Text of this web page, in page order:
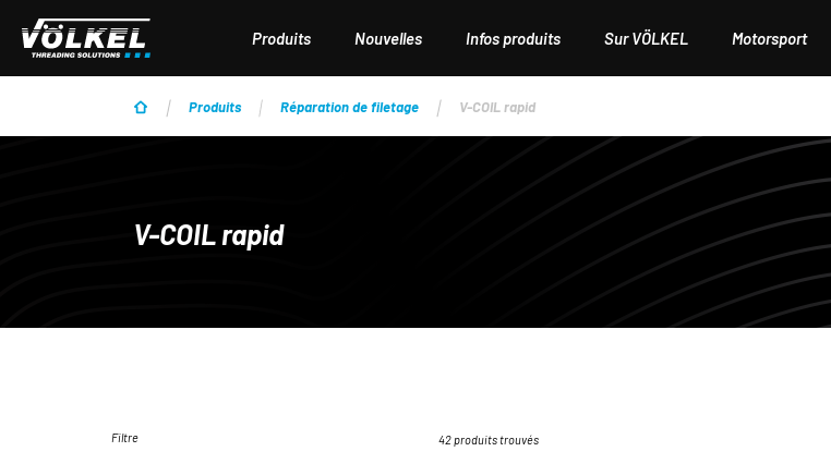
au contenu principal
Passer à la recherche
Passer à la navigation principale
Produits Nouvelles Infos produits Sur VÖLKEL Motorsport
Produits Réparation de filetage V-COIL rapid
V-COIL rapid
Filtre 42 produits trouvés